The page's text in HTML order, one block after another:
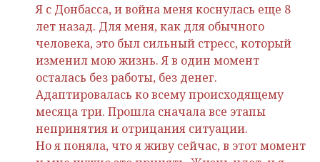
Я с Донбасса, и война меня коснулась еще 8
лет назад. Для меня, как для обычного
человека, это был сильный стресс, который
изменил мою жизнь. Я в один момент
осталась без работы, без денег.
Адаптировалась ко всему происходящему
месяца три. Прошла сначала все этапы
непринятия и отрицания ситуации.
Но я поняла, что я живу сейчас, в этот момент